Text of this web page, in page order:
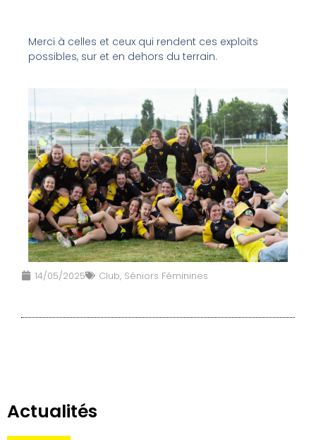
Merci à celles et ceux qui rendent ces exploits
possibles, sur et en dehors du terrain.
14/05/2025 Club, Séniors Féminines
Actualités